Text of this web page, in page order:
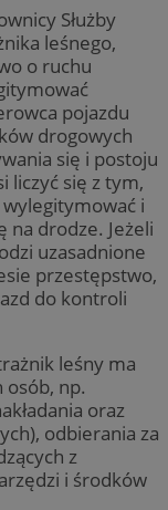
Służby
leśnego,
o ruchu
pojazdu
drogowych
się i postoju
liczyć się z tym,
i
na drodze. Jeżeli
uzasadnione
przestępstwo,
do kontroli
leśny ma
np.
oraz
odbierania za
z
i środków